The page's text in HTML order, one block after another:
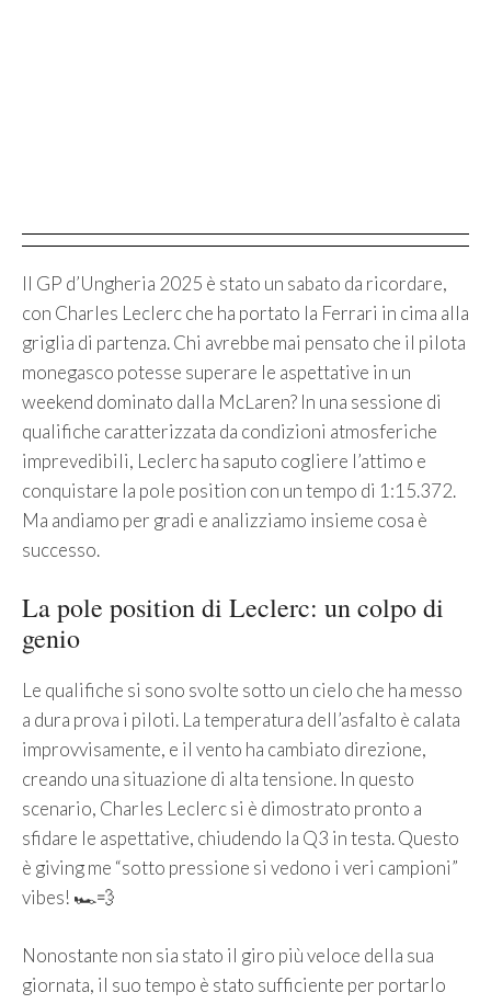
Il GP d’Ungheria 2025 è stato un sabato da ricordare,
con Charles Leclerc che ha portato la Ferrari in cima alla
griglia di partenza. Chi avrebbe mai pensato che il pilota
monegasco potesse superare le aspettative in un
weekend dominato dalla McLaren? In una sessione di
qualifiche caratterizzata da condizioni atmosferiche
imprevedibili, Leclerc ha saputo cogliere l’attimo e
conquistare la pole position con un tempo di 1:15.372.
Ma andiamo per gradi e analizziamo insieme cosa è
successo.
La pole position di Leclerc: un colpo di
genio
Le qualifiche si sono svolte sotto un cielo che ha messo
a dura prova i piloti. La temperatura dell’asfalto è calata
improvvisamente, e il vento ha cambiato direzione,
creando una situazione di alta tensione. In questo
scenario, Charles Leclerc si è dimostrato pronto a
sfidare le aspettative, chiudendo la Q3 in testa. Questo
è giving me “sotto pressione si vedono i veri campioni”
vibes! 🏎️💨
Nonostante non sia stato il giro più veloce della sua
giornata, il suo tempo è stato sufficiente per portarlo